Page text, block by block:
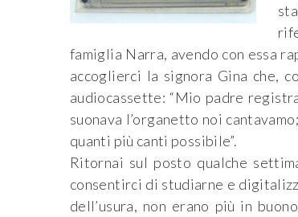
famiglia Narra, avendo con essa
accoglierci la signora Gina che,
audiocassette: “Mio padre
suonava l’organetto noi
quanti più canti possibile”.
Ritornai sul posto qualche
consentirci di studiarne e
dell’usura, non erano più in